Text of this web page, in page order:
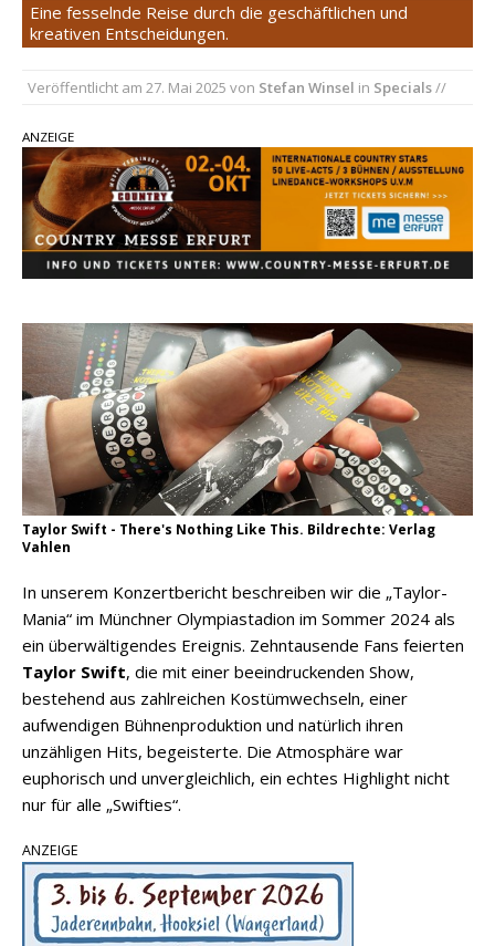
einen weiteren Schatz aus dem Archiv
täglich rund 10.000 Leser
Video zu „Mexico Honey“
Carly Pearce hinterfragt den ständigen
Vergleich mit anderen
Eine fesselnde Reise durch die geschäftlichen und
kreativen Entscheidungen.
Veröffentlicht am 27. Mai 2025 von Stefan Winsel in Specials//
ANZEIGE
Taylor Swift - There's Nothing Like This. Bildrechte: Verlag
Vahlen
In unserem Konzertbericht beschreiben wir die „Taylor-
Mania“ im Münchner Olympiastadion im Sommer 2024 als
ein überwältigendes Ereignis. Zehntausende Fans feierten
Taylor Swift, die mit einer beeindruckenden Show,
bestehend aus zahlreichen Kostümwechseln, einer
aufwendigen Bühnenproduktion und natürlich ihren
unzähligen Hits, begeisterte. Die Atmosphäre war
euphorisch und unvergleichlich, ein echtes Highlight nicht
nur für alle „Swifties“.
ANZEIGE